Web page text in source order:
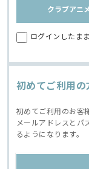
クラブアニ
ログインしたま
初めてご利用
初めてご利用のお客
メールアドレスとパ
るようになります。